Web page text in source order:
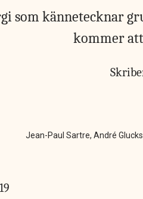
som kännetecknar
kommer
Jean-Paul Sartre, André